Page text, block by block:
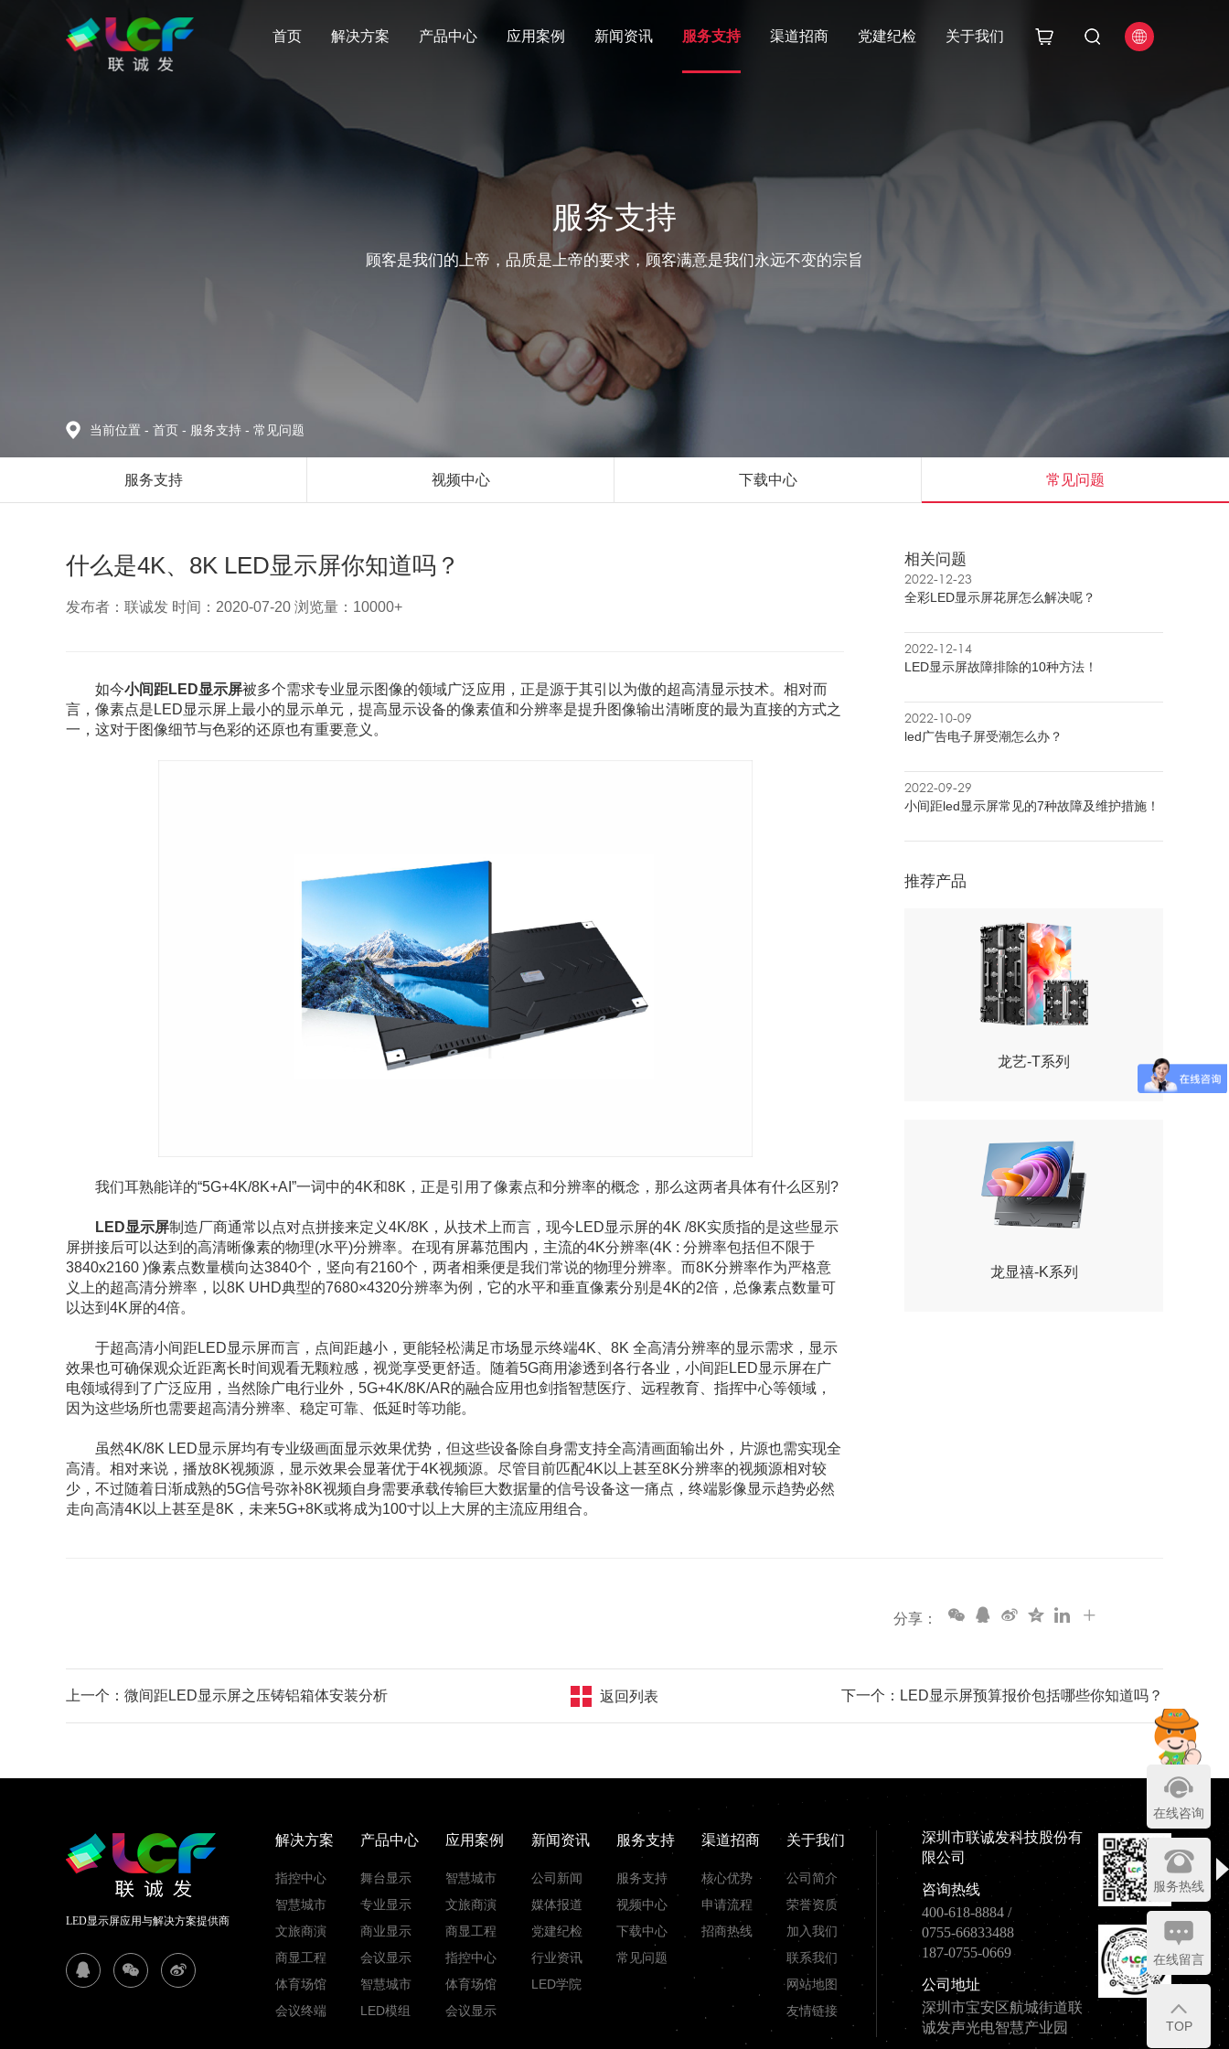
首页 解决方案 产品中心 应用案例 新闻资讯 服务支持 渠道招商 党建纪检 关于我们
服务支持
顾客是我们的上帝，品质是上帝的要求，顾客满意是我们永远不变的宗旨
当前位置 - 首页 - 服务支持 - 常见问题
服务支持 视频中心 下载中心 常见问题
什么是4K、8K LED显示屏你知道吗？
发布者：联诚发 时间：2020-07-20 浏览量：10000+
如今小间距LED显示屏被多个需求专业显示图像的领域广泛应用，正是源于其引以为傲的超高清显示技术。相对而
言，像素点是LED显示屏上最小的显示单元，提高显示设备的像素值和分辨率是提升图像输出清晰度的最为直接的方式之
一，这对于图像细节与色彩的还原也有重要意义。
我们耳熟能详的“5G+4K/8K+AI”一词中的4K和8K，正是引用了像素点和分辨率的概念，那么这两者具体有什么区别?
LED显示屏制造厂商通常以点对点拼接来定义4K/8K，从技术上而言，现今LED显示屏的4K /8K实质指的是这些显示
屏拼接后可以达到的高清晰像素的物理(水平)分辨率。在现有屏幕范围内，主流的4K分辨率(4K : 分辨率包括但不限于
3840x2160 )像素点数量横向达3840个，竖向有2160个，两者相乘便是我们常说的物理分辨率。而8K分辨率作为严格意
义上的超高清分辨率，以8K UHD典型的7680×4320分辨率为例，它的水平和垂直像素分别是4K的2倍，总像素点数量可
以达到4K屏的4倍。
于超高清小间距LED显示屏而言，点间距越小，更能轻松满足市场显示终端4K、8K 全高清分辨率的显示需求，显示
效果也可确保观众近距离长时间观看无颗粒感，视觉享受更舒适。随着5G商用渗透到各行各业，小间距LED显示屏在广
电领域得到了广泛应用，当然除广电行业外，5G+4K/8K/AR的融合应用也剑指智慧医疗、远程教育、指挥中心等领域，
因为这些场所也需要超高清分辨率、稳定可靠、低延时等功能。
虽然4K/8K LED显示屏均有专业级画面显示效果优势，但这些设备除自身需支持全高清画面输出外，片源也需实现全
高清。相对来说，播放8K视频源，显示效果会显著优于4K视频源。尽管目前匹配4K以上甚至8K分辨率的视频源相对较
少，不过随着日渐成熟的5G信号弥补8K视频自身需要承载传输巨大数据量的信号设备这一痛点，终端影像显示趋势必然
走向高清4K以上甚至是8K，未来5G+8K或将成为100寸以上大屏的主流应用组合。
相关问题
2022-12-23
全彩LED显示屏花屏怎么解决呢？
2022-12-14
LED显示屏故障排除的10种方法！
2022-10-09
led广告电子屏受潮怎么办？
2022-09-29
小间距led显示屏常见的7种故障及维护措施！
推荐产品
龙艺-T系列
龙显禧-K系列
分享：
上一个：微间距LED显示屏之压铸铝箱体安装分析 返回列表 下一个：LED显示屏预算报价包括哪些你知道吗？
LED显示屏应用与解决方案提供商
解决方案
指控中心
智慧城市
文旅商演
商显工程
体育场馆
会议终端
产品中心
舞台显示
专业显示
商业显示
会议显示
智慧城市
LED模组
应用案例
智慧城市
文旅商演
商显工程
指控中心
体育场馆
会议显示
新闻资讯
公司新闻
媒体报道
党建纪检
行业资讯
LED学院
服务支持
服务支持
视频中心
下载中心
常见问题
渠道招商
核心优势
申请流程
招商热线
关于我们
公司简介
荣誉资质
加入我们
联系我们
网站地图
友情链接
深圳市联诚发科技股份有
限公司
咨询热线
400-618-8884 /
0755-66833488
187-0755-0669
公司地址
深圳市宝安区航城街道联
诚发声光电智慧产业园
在线咨询
服务热线
在线留言
TOP